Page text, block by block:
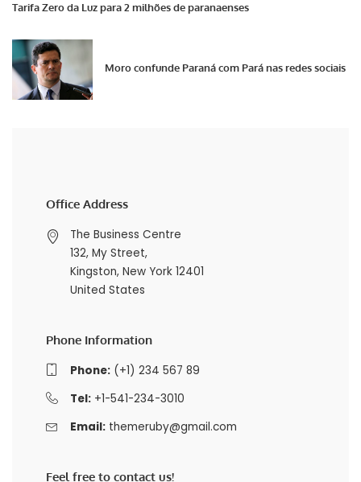
Tarifa Zero da Luz para 2 milhões de paranaenses
Moro confunde Paraná com Pará nas redes sociais
Office Address
The Business Centre
132, My Street,
Kingston, New York 12401
United States
Phone Information
Phone:(+1) 234 567 89
Tel:+1-541-234-3010
Email: themeruby@gmail.com
Feel free to contact us!